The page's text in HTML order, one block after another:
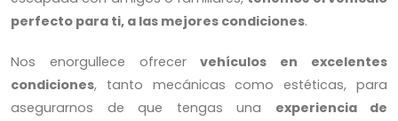
perfecto para ti, a las mejores condiciones.
Nos enorgullece ofrecervehículos en excelentes
condiciones, tanto mecánicas como estéticas, para
asegurarnos de que tengas una experiencia de